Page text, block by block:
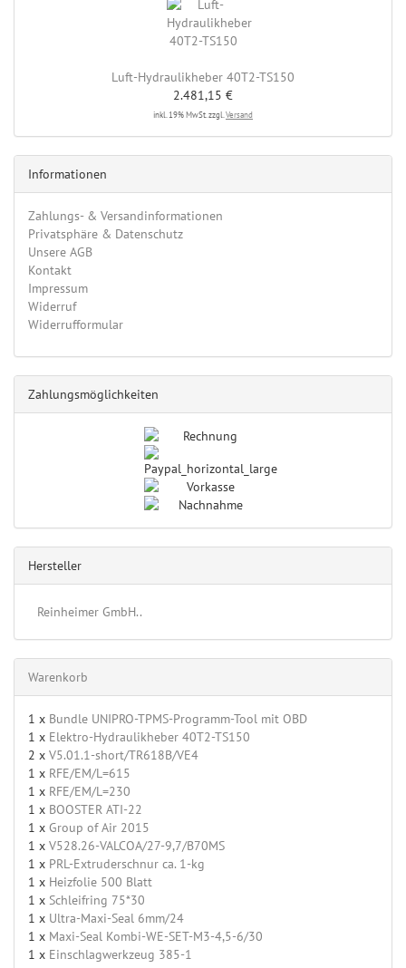
Luft-Hydraulikheber 40T2-TS150
2.481,15 €
inkl. 19% MwSt. zzgl. Versand
Informationen
Zahlungs- & Versandinformationen
Privatsphäre & Datenschutz
Unsere AGB
Kontakt
Impressum
Widerruf
Widerrufformular
Zahlungsmöglichkeiten
Hersteller
Reinheimer GmbH..
Warenkorb
1 x Bundle UNIPRO-TPMS-Programm-Tool mit OBD
1 x Elektro-Hydraulikheber 40T2-TS150
2 x V5.01.1-short/TR618B/VE4
1 x RFE/EM/L=615
1 x RFE/EM/L=230
1 x BOOSTER ATI-22
1 x Group of Air 2015
1 x V528.26-VALCOA/27-9,7/B70MS
1 x PRL-Extruderschnur ca. 1-kg
1 x Heizfolie 500 Blatt
1 x Schleifring 75*30
1 x Ultra-Maxi-Seal 6mm/24
1 x Maxi-Seal Kombi-WE-SET-M3-4,5-6/30
1 x Einschlagwerkzeug 385-1